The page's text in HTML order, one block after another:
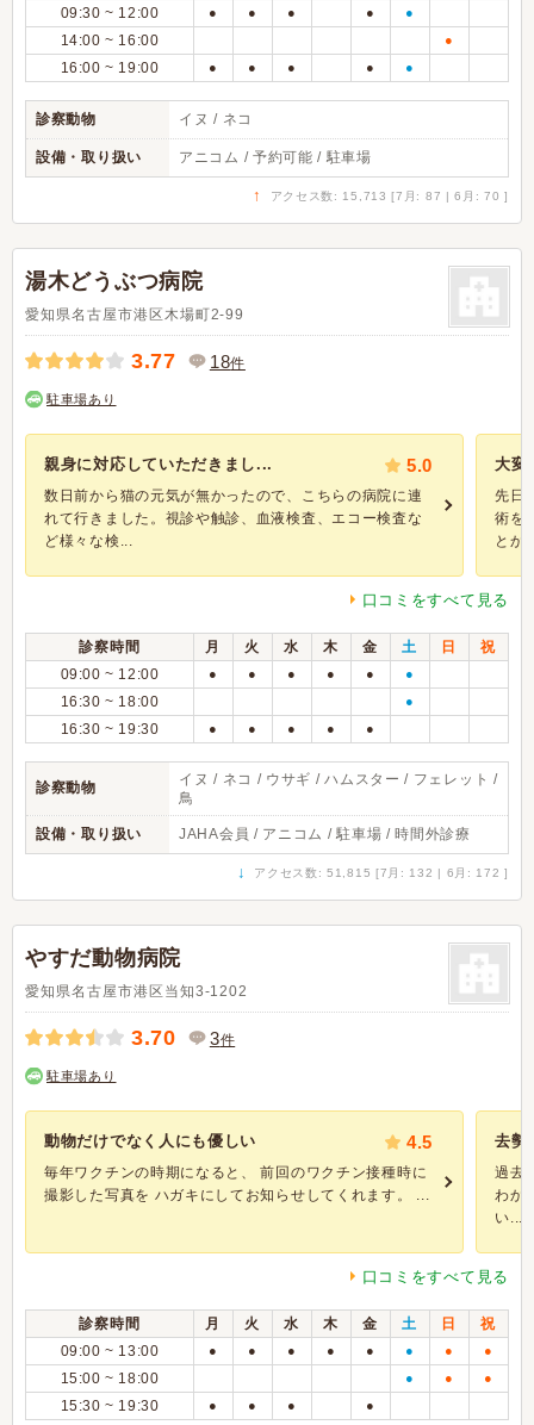
09:30 ~ 12:00
● ● ● ● ●
14:00 ~ 16:00 ●
16:00 ~ 19:00 ● ● ● ● ●
診察動物 イヌ / ネコ
設備・取り扱い アニコム / 予約可能 / 駐車場
↑ アクセス数: 15,713 [7月: 87 | 6月: 70 ]
湯木どうぶつ病院
愛知県名古屋市港区木場町2-99
3.77 18件
駐車場あり
親身に対応していただきまし... 5.0
数日前から猫の元気が無かったので、こちらの病院に連
れて行きました。視診や触診、血液検査、エコー検査な
ど様々な検...
大変
先日
術を
とか
口コミをすべて見る
診察時間 月 火 水 木 金 土 日
祝
09:00 ~ 12:00
● ● ● ● ● ●
16:30 ~ 18:00 ●
16:30 ~ 19:30 ● ● ● ● ●
診察動物
イヌ / ネコ / ウサギ / ハムスター / フェレット /
鳥
設備・取り扱い JAHA会員 / アニコム / 駐車場 / 時間外診療
↓ アクセス数: 51,815 [7月: 132 | 6月: 172 ]
やすだ動物病院
愛知県名古屋市港区当知3-1202
3.70 3件
駐車場あり
動物だけでなく人にも優しい 4.5
毎年ワクチンの時期になると、 前回のワクチン接種時に
撮影した写真を ハガキにしてお知らせしてくれます。 ...
去勢
過去
わか
い...
口コミをすべて見る
診察時間 月 火 水 木 金 土 日
祝
09:00 ~ 13:00
● ● ● ● ● ● ● ●
15:00 ~ 18:00 ● ● ●
15:30 ~ 19:30 ● ● ● ●